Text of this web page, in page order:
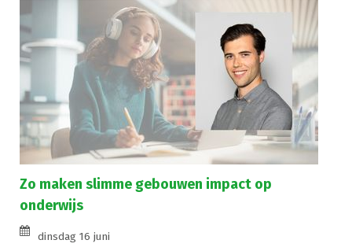
Zo maken slimme gebouwen impact op
onderwijs
dinsdag 16 juni